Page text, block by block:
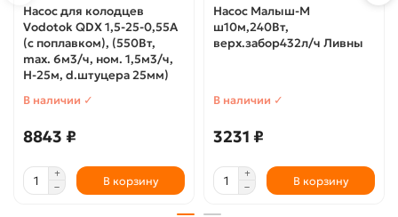
Насос для колодцев
Vodotok QDX 1,5-25-0,55А
(с поплавком), (550Вт,
max. 6м3/ч, ном. 1,5м3/ч,
Н-25м, d.штуцера 25мм)
В наличии ✓
8843 ₽
В корзину
Насос Малыш-М
ш10м,240Вт,
верх.забор432л/ч Ливны
В наличии ✓
3231 ₽
В корзину